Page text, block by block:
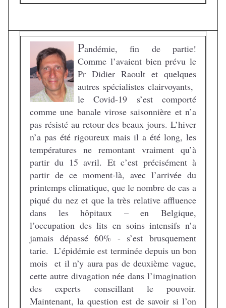
Pandémie, fin de partie!
Comme l’avaient bien prévu le
Pr Didier Raoult et quelques
autres spécialistes clairvoyants,
le Covid-19 s’est comporté
comme une banale virose saisonnière et n’a
pas résisté au retour des beaux jours. L’hiver
n’a pas été rigoureux mais il a été long, les
températures ne remontant vraiment qu’à
partir du 15 avril. Et c’est précisément à
partir de ce moment-là, avec l’arrivée du
printemps climatique, que le nombre de cas a
piqué du nez et que la très relative affluence
dans les hôpitaux – en Belgique,
l’occupation des lits en soins intensifs n’a
jamais dépassé 60% - s’est brusquement
tarie. L’épidémie est terminée depuis un bon
mois et il n’y aura pas de deuxième vague,
cette autre divagation née dans l’imagination
des experts conseillant le pouvoir.
Maintenant, la question est de savoir si l’on